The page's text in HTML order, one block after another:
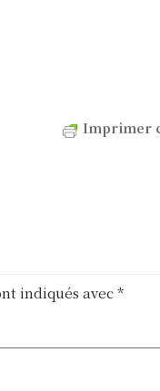
Imprimer
indiqués avec*